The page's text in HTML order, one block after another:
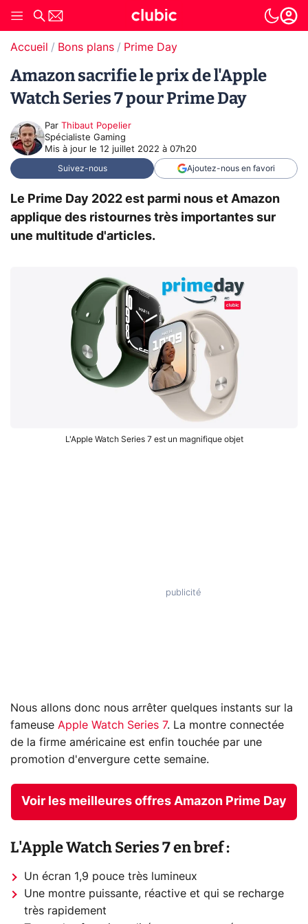
Accueil Bons plans Prime Day
Amazon sacrifie le prix de l'Apple
Watch Series 7 pour Prime Day
Par Thibaut Popelier
Spécialiste Gaming
Mis à jour le 12 juillet 2022 à 07h20
Suivez-nous Ajoutez-nous en favori
Le Prime Day 2022 est parmi nous et Amazon
applique des ristournes très importantes sur
une multitude d'articles.
L'Apple Watch Series 7 est un magnifique objet
Nous allons donc nous arrêter quelques instants sur la
fameuse Apple Watch Series 7. La montre connectée
de la firme américaine est enfin touchée par une
promotion d'envergure cette semaine.
Voir les meilleures offres Amazon Prime Day
L'Apple Watch Series 7 en bref :
Un écran 1,9 pouce très lumineux
Une montre puissante, réactive et qui se recharge
très rapidement